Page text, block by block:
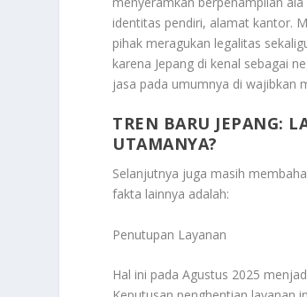
identitas pendiri, alamat kantor.
pihak meragukan legalitas
karena Jepang di kenal sebagai
jasa pada umumnya di wajibkan
TREN BARU JEPANG:
UTAMANYA?
Selanjutnya juga masih
fakta lainnya adalah:
Penutupan Layanan
Hal ini pada Agustus 2025